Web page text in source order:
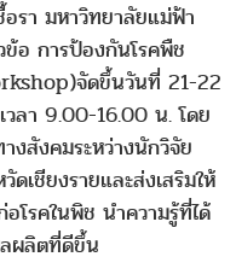
อรา มหาวิทยาลัยแม่ฟ้า
อ การป้องกันโรคพืช
จัดขึ้นวันที่ 21-22
ลา 9.00-16.00 น. โดย
งสังคมระหว่างนักวิจัย
เชียงรายและส่งเสริมให้
อโรคในพิช นำความรู้ที่ได้
ลผลิตที่ดีขึ้น